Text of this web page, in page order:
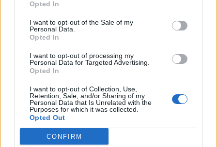
Opted In
I want to opt-out of the Sale of my
Personal Data.
Opted In
I want to opt-out of processing my
Personal Data for Targeted Advertising.
Opted In
I want to opt-out of Collection, Use,
Retention, Sale, and/or Sharing of my
Personal Data that Is Unrelated with the
Purposes for which it was collected.
Opted Out
CONFIRM
11-12 και θα έχει καλές πιθανότητες αργότερα
Όπως λέει ο κ. Κωσταράς, «συμβουλεύω τις
ασθενείς μου που είναι στην ηλικείατων 30 να
φυλάξουν 8-15 ωάρια αν θέλουν καλά ποσοστά
επιτυχίας σε μία μελλοντική εγκυμοσύνη. Δεν
υπάρχουν ακριβή επιστημονικά δεδομένα αλλά
υπάρχει η καθημερινή εμπειρία μας που
υποδεικνύει ακριβώς αυτό». Σε γενικές γραμμές,
το 80% όσων κρατηθούν θα είναι ώριμα, το 80%
θα γονιμοποιηθεί και το 50% αυτών θα γίνει
βλαστοκύστη. Τελικά το ποσοστό επίτευξης